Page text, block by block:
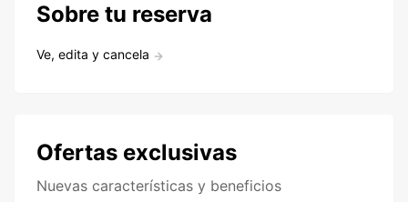
Sobre tu reserva
Ve, edita y cancela
Ofertas exclusivas
Nuevas características y beneficios